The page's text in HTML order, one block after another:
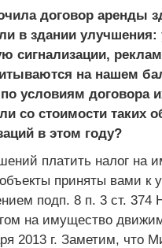
договор аренды
в здании улучшения:
сигнализации,
на нашем
условиям договора
со стоимости таких
в этом году?
платить налог на
приняты вами к
подп. 8 п. 3 ст. 374
на имущество
2013 г. Заметим, что